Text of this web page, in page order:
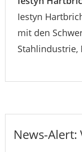
Iestyn
mit den
Stahlindustrie,
News-